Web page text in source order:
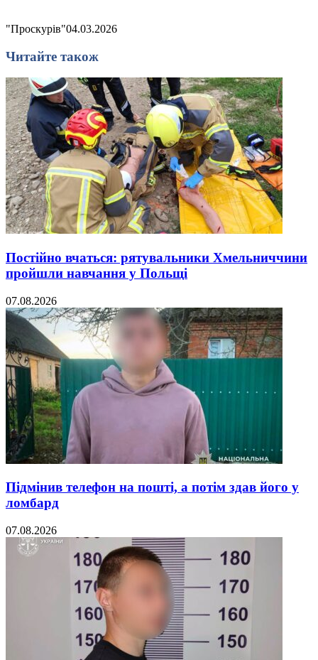
"Проскурів"04.03.2026
Читайте також
Постійно вчаться: рятувальники Хмельниччини
пройшли навчання у Польщі
07.08.2026
Підмінив телефон на пошті, а потім здав його у
ломбард
07.08.2026